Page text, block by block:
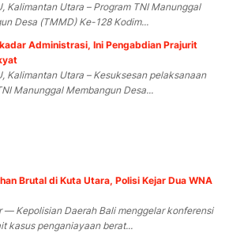
Kalimantan Utara – Program TNI Manunggal
Desa (TMMD) Ke-128 Kodim...
Administrasi, Ini Pengabdian Prajurit
Kalimantan Utara – Kesuksesan pelaksanaan
Manunggal Membangun Desa...
Brutal di Kuta Utara, Polisi Kejar Dua WNA
— Kepolisian Daerah Bali menggelar konferensi
kasus penganiayaan berat...